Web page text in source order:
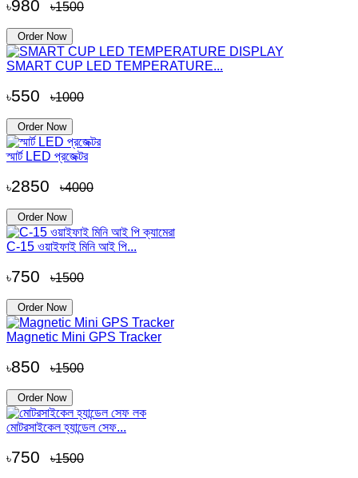
৳980 ৳1500
Order Now
SMART CUP LED TEMPERATURE...
৳550 ৳1000
Order Now
স্মার্ট LED প্রজেক্টর
৳2850 ৳4000
Order Now
C-15 ওয়াইফাই মিনি আই পি...
৳750 ৳1500
Order Now
Magnetic Mini GPS Tracker
৳850 ৳1500
Order Now
মোটরসাইকেল হ্যান্ডেল সেফ...
৳750 ৳1500